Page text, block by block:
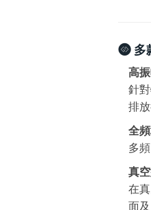
多
高
針
排
全
多
真
在
面